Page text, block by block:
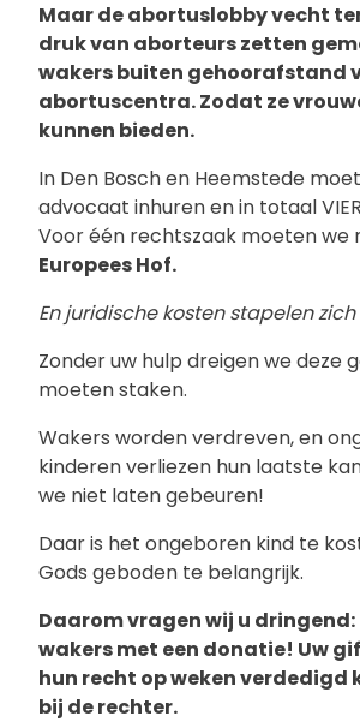
Maar de abortuslobby vecht
druk van aborteurs zetten
wakers buiten gehoorafstand
abortuscentra. Zodat ze
kunnen bieden.
In Den Bosch en Heemstede
advocaat inhuren en in totaal
Voor één rechtszaak moeten we
Europees Hof.
En juridische kosten stapelen zich
Zonder uw hulp dreigen we deze
moeten staken.
Wakers worden verdreven, en
kinderen verliezen hun laatste
we niet laten gebeuren!
Daar is het ongeboren kind te
Gods geboden te belangrijk.
Daarom vragen wij u dringend:
wakers met een donatie! Uw
hun recht op weken verdedigd
bij de rechter.